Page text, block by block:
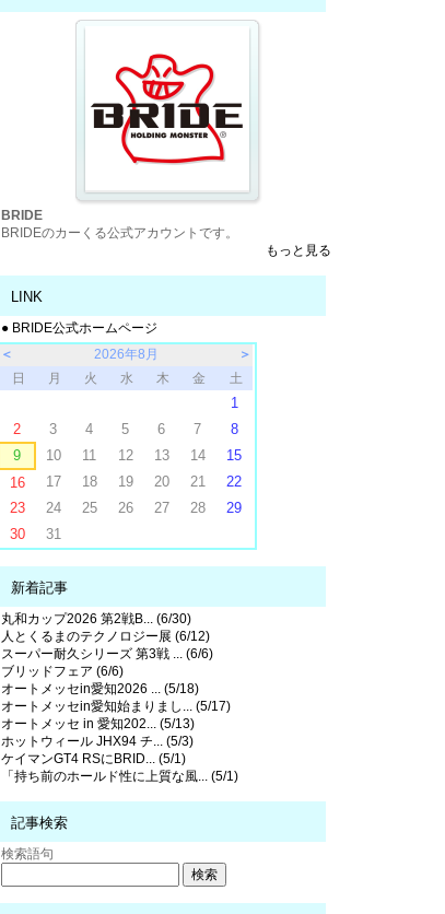
BRIDE
BRIDEのカーくる公式アカウントです。
もっと見る
LINK
● BRIDE公式ホームページ
＜
2026年8月
＞
日
月 火 水 木 金 土
1
2
3 4 5 6 7
8
9
10 11 12 13 14
15
16
17 18 19 20 21
22
23
24 25 26 27 28
29
30
31
新着記事
丸和カップ2026 第2戦B... (6/30)
人とくるまのテクノロジー展 (6/12)
スーパー耐久シリーズ 第3戦 ... (6/6)
ブリッドフェア (6/6)
オートメッセin愛知2026 ... (5/18)
オートメッセin愛知始まりまし... (5/17)
オートメッセ in 愛知202... (5/13)
ホットウィール JHX94 チ... (5/3)
ケイマンGT4 RSにBRID... (5/1)
「持ち前のホールド性に上質な風... (5/1)
記事検索
検索語句